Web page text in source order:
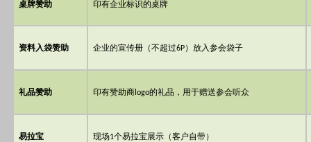
桌牌赞助 印有企业标识的桌牌
资料入袋赞助 企业的宣传册（不超过6P）放入参会袋子
礼品赞助 印有赞助商 logo的礼品，用于赠送参会听众
易拉宝 现场1个易拉宝展示（客户自带）